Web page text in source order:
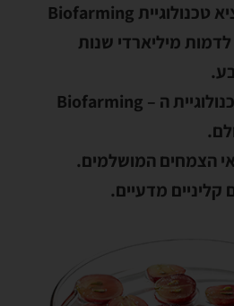
נדרשנו להמציא טכנולוגיית Biofarming
מיליארדי שנות
פיתחנו את טכנולוגיית ה – Biofarming
הצמחים המושלמים.
קליניים מדעיים.